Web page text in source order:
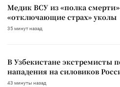
Медик ВСУ из «полка
«отключающие страх» уколы
35 минут назад
В Узбекистане экстремисты
нападения на силовиков
43 минуты назад